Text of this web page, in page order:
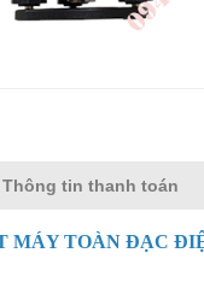
Thông tin thanh toán
MÁY TOÀN ĐẠC